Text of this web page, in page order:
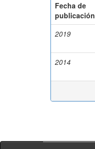
Fecha de
publicación
2019
2014